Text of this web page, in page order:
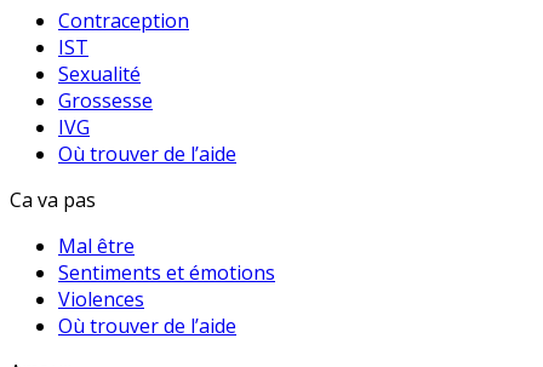
Contraception
IST
Sexualité
Grossesse
IVG
Où trouver de l’aide
Ca va pas
Mal être
Sentiments et émotions
Violences
Où trouver de l’aide